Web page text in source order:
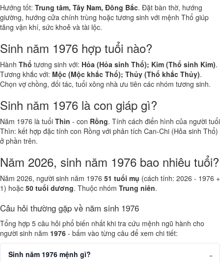
Hướng tốt: Trung tâm, Tây Nam, Đông Bắc. Đặt bàn thờ, hướng
giường, hướng cửa chính trùng hoặc tương sinh với mệnh Thổ giúp
tăng vận khí, sức khoẻ và tài lộc.
Sinh năm 1976 hợp tuổi nào?
Hành Thổ tương sinh với: Hỏa (Hỏa sinh Thổ); Kim (Thổ sinh Kim).
Tương khắc với: Mộc (Mộc khắc Thổ); Thủy (Thổ khắc Thủy).
Chọn vợ chồng, đối tác, tuổi xông nhà ưu tiên các nhóm tương sinh.
Sinh năm 1976 là con giáp gì?
Năm 1976 là tuổi Thìn - con Rồng. Tính cách điển hình của người tuổi
Thìn: kết hợp đặc tính con Rồng với phân tích Can-Chi (Hỏa sinh Thổ)
ở phần trên.
Năm 2026, sinh năm 1976 bao nhiêu tuổi?
Năm 2026, người sinh năm 1976 51 tuổi mụ (cách tính: 2026 - 1976 +
1) hoặc 50 tuổi dương. Thuộc nhóm Trung niên.
Câu hỏi thường gặp về năm sinh 1976
Tổng hợp 5 câu hỏi phổ biến nhất khi tra cứu mệnh ngũ hành cho
người sinh năm 1976 - bấm vào từng câu để xem chi tiết:
Sinh năm 1976 mệnh gì?